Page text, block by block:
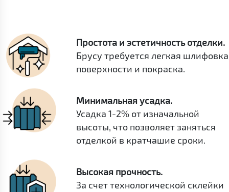
Простота и эстетичность отделки.
Брусу требуется легкая шлифовка
поверхности и покраска.
Минимальная усадка.
Усадка 1-2% от изначальной
высоты, что позволяет заняться
отделкой в кратчашие сроки.
Высокая прочность.
За счет технологической склейки